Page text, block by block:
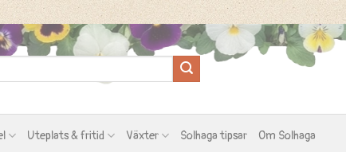
Uteplats & fritid Växter Solhaga tipsar Om Solhaga